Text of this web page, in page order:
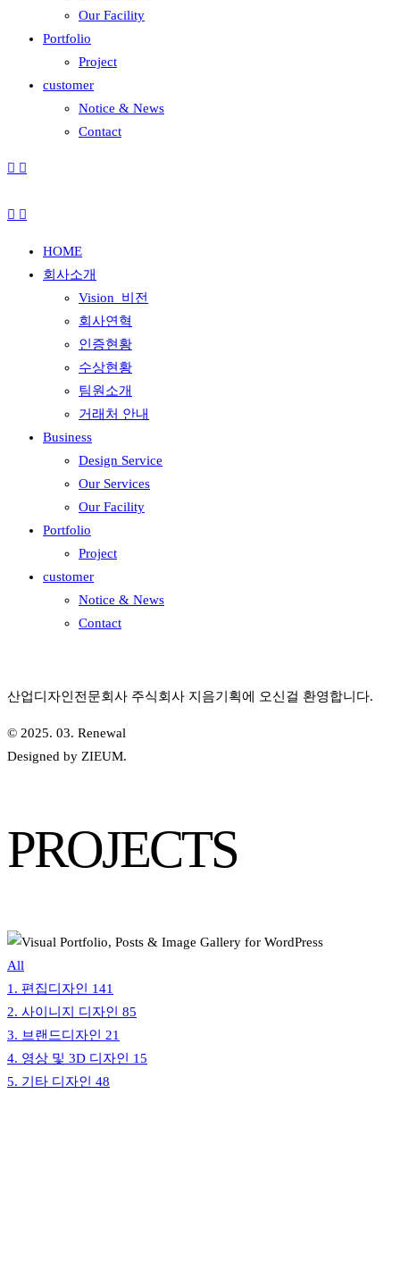
Our Facility
Portfolio
Project
customer
Notice & News
Contact
HOME
회사소개
Vision_비전
회사연혁
인증현황
수상현황
팀원소개
거래처 안내
Business
Design Service
Our Services
Our Facility
Portfolio
Project
customer
Notice & News
Contact
산업디자인전문회사 주식회사 지음기획에 오신걸 환영합니다.
© 2025. 03. Renewal
Designed by ZIEUM.
PROJECTS
All
1. 편집디자인 141
2. 사이니지 디자인 85
3. 브랜드디자인 21
4. 영상 및 3D 디자인 15
5. 기타 디자인 48